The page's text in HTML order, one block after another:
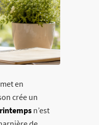
en
crée un
n’est